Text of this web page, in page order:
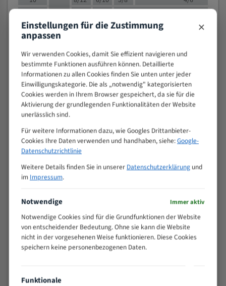
15
8/12 6/10
4/5
20
30
4/5
50
80
> 100
VOLLMATERIAL
M (mm)
Zoll (ZpZ))
>
25
10/14
15 - 40
8/12
25 - 50
50 - 120
80 - 180
3/4
130 -
350
2/3
200 -
Einstellungen für die Zustimmung
anpassen ×
Wir verwenden Cookies, damit Sie effizient navigieren und
bestimmte Funktionen ausführen können. Detaillierte
Informationen zu allen Cookies finden Sie unten unter jeder
Einwilligungskategorie. Die als „notwendig" kategorisierten
Cookies werden in Ihrem Browser gespeichert, da sie für die
Aktivierung der grundlegenden Funktionalitäten der Website
unerlässlich sind.
Für weitere Informationen dazu, wie Googles Drittanbieter-
Cookies Ihre Daten verwenden und handhaben, siehe:Google-
Datenschutzrichtlinie
Weitere Details finden Sie in unserer Datenschutzerklärungund
im Impressum.
Notwendige Immer aktiv
Notwendige Cookies sind für die Grundfunktionen der Website
von entscheidender Bedeutung. Ohne sie kann die Website
nicht in der vorgesehenen Weise funktionieren. Diese Cookies
speichern keine personenbezogenen Daten.
Funktionale